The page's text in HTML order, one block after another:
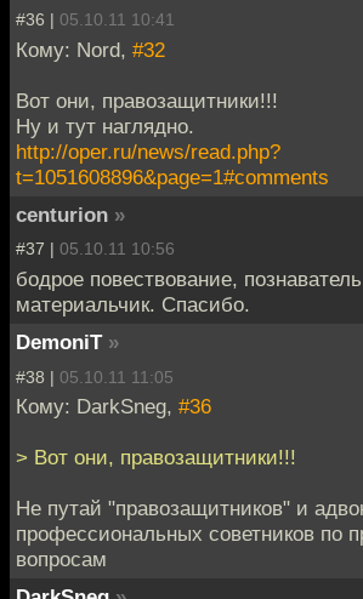
#36 | 05.10.11 10:41
Кому: Nord, #32
Вот они, правозащитники!!!
Ну и тут наглядно.
http://oper.ru/news/read.php?
t=1051608896&page=1#comments
centurion »
#37 | 05.10.11 10:56
бодрое повествование,
материальчик. Спасибо.
DemoniT »
#38 | 05.10.11 11:05
Кому: DarkSneg, #36
> Вот они, правозащитники!!!
Не путай "правозащитников" и
профессиональных советников по
вопросам